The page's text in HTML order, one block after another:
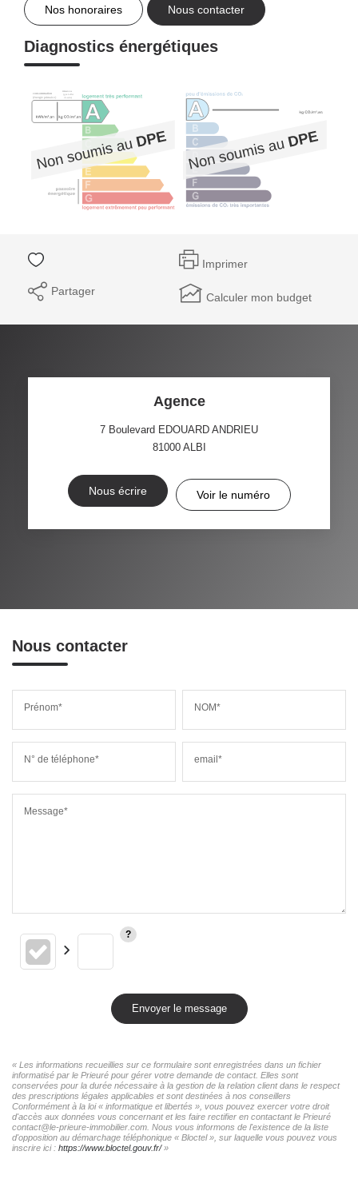
Nos honoraires Nous contacter
Diagnostics énergétiques
Imprimer
Partager Calculer mon budget
Agence
7 Boulevard EDOUARD ANDRIEU
81000 ALBI
Nous écrire Voir le numéro
Nous contacter
Prénom* NOM*
N° de téléphone* email*
Message*
Envoyer le message
« Les informations recueillies sur ce formulaire sont enregistrées dans un fichier
informatisé par le Prieuré pour gérer votre demande de contact. Elles sont
conservées pour la durée nécessaire à la gestion de la relation client dans le respect
des prescriptions légales applicables et sont destinées à nos conseillers
Conformément à la loi « informatique et libertés », vous pouvez exercer votre droit
d'accès aux données vous concernant et les faire rectifier en contactant le Prieuré
contact@le-prieure-immobilier.com. Nous vous informons de l'existence de la liste
d'opposition au démarchage téléphonique « Bloctel », sur laquelle vous pouvez vous
inscrire ici : https://www.bloctel.gouv.fr/»